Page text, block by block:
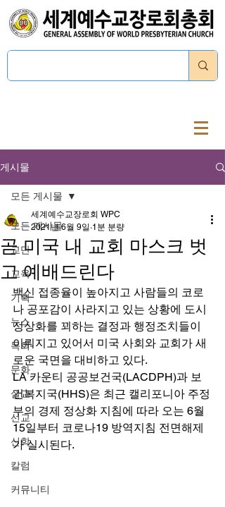
게시물
모든 게시물
교단
교육
기획
뉴스
목회
문화
설교
선교
신학
칼럼
커뮤니티
모든 게시물
곧 미국 내 교회 마스크 벗
고 예배드린다
세계예수교장로회 WPC
2021년 6월 9일 1분 분량
백신 접종율이 높아지고 사람들의 코로
나 공포감이 사라지고 있는 상황에 도시
정상화를 꾀하는 결정과 행정조치들이
이뤄지고 있어서 미국 사회와 교회가 새
로운 국면을 대비하고 있다.
LA 카운티 공공보건국(LACDPH)과 보
건복지국(HHS)은 최근 캘리포니아 주정
부의 경제 정상화 지침에 따라 오는 6월
15일부터 코로나19 방역지침 전면해제
가 실시된다.